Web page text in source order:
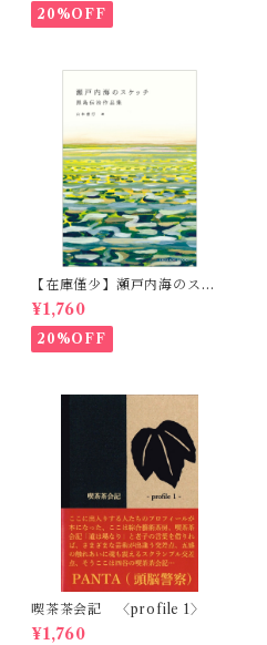
20%OFF
【在庫僅少】瀬戸内海のスケ
ッチ 黒島伝治作品集
¥1,760
20%OFF
喫茶茶会記 〈profile 1〉
¥1,760